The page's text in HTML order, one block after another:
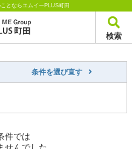
とならエムイーPLUS町田
検索
条件を選び直す
件では